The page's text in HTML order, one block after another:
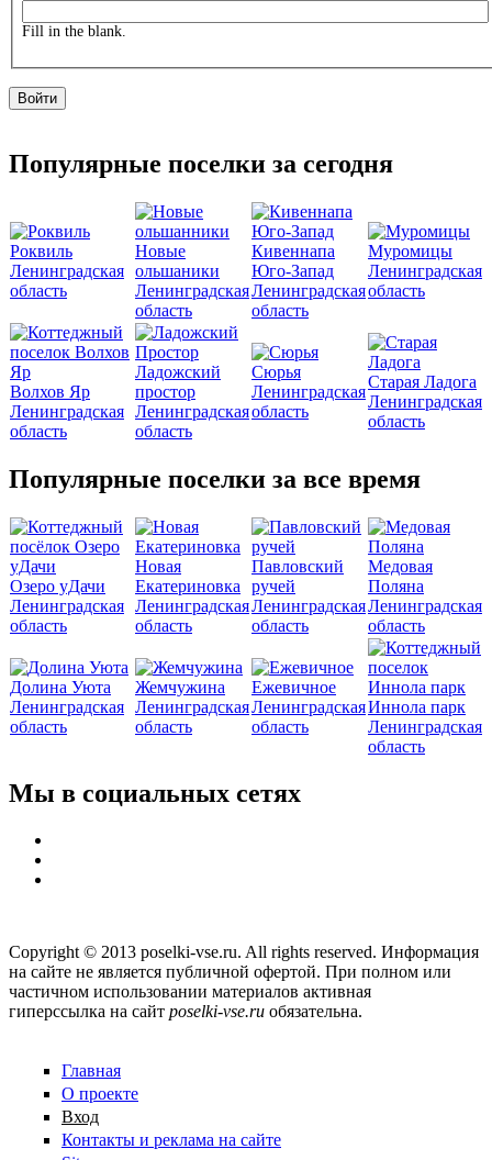
Fill in the blank.
Популярные поселки за сегодня
Роквиль
Ленинградская
область
Новые
ольшаники
Ленинградская
область
Кивеннапа
Юго-Запад
Ленинградская
область
Муромицы
Ленинградская
область
Волхов Яр
Ленинградская
область
Ладожский
простор
Ленинградская
область
Сюрья
Ленинградская
область
Старая Ладога
Ленинградская
область
Популярные поселки за все время
Озеро уДачи
Ленинградская
область
Новая
Екатериновка
Ленинградская
область
Павловский
ручей
Ленинградская
область
Медовая
Поляна
Ленинградская
область
Долина Уюта
Ленинградская
область
Жемчужина
Ленинградская
область
Ежевичное
Ленинградская
область
Иннола парк
Ленинградская
область
Мы в социальных сетях
Copyright © 2013 poselki-vse.ru. All rights reserved. Информация
на сайте не является публичной офертой. При полном или
частичном использовании материалов активная
гиперссылка на сайт poselki-vse.ru​ обязательна.
Главная
О проекте
Вход
Контакты и реклама на сайте